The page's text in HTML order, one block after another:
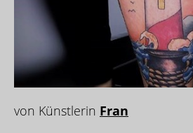
von Künstlerin Fran